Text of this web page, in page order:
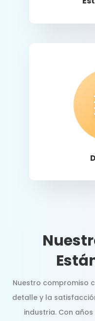
Nuestro compromiso
detalle y la
industria. Con